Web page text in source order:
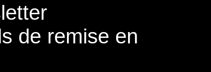
de remise en